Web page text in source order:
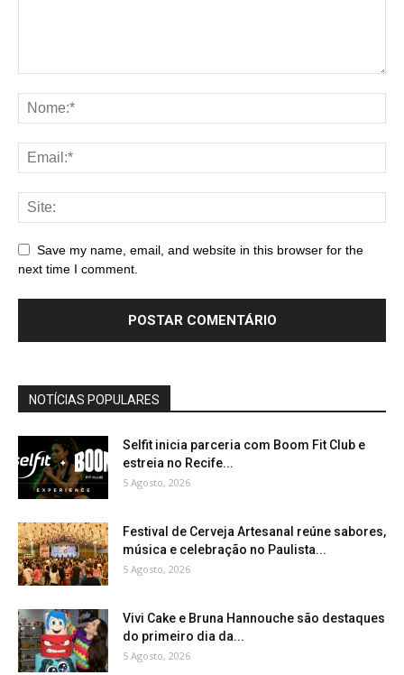
Save my name, email, and website in this browser for the
next time I comment.
NOTÍCIAS POPULARES
Selfit inicia parceria com Boom Fit Club e
estreia no Recife...
5 Agosto, 2026
Festival de Cerveja Artesanal reúne sabores,
música e celebração no Paulista...
5 Agosto, 2026
Vivi Cake e Bruna Hannouche são destaques
do primeiro dia da...
5 Agosto, 2026